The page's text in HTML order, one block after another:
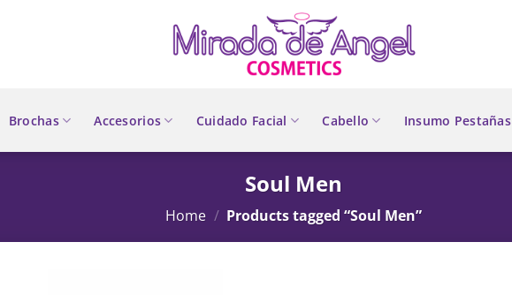
Brochas Accesorios Cuidado Facial Cabello Insumo Pestañas
Soul Men
Home / Products tagged “Soul Men”